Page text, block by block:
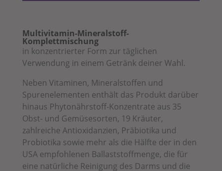
Multivitamin-Mineralstoff-
Komplettmischung
in konzentrierter Form zur täglichen
Verwendung in einem Getränk deiner Wahl.
Neben Vitaminen, Mineralstoffen und
Spurenelementen enthält das Produkt darüber
hinaus Phytonährstoff-Konzentrate aus 35
Obst- und Gemüsesorten, 19 Kräuter,
zahlreiche Antioxidanzien, Präbiotika und
Probiotika sowie mehr als die Hälfte der in den
USA empfohlenen Ballaststoffmenge, die für
eine natürliche Reinigung des Darms und die